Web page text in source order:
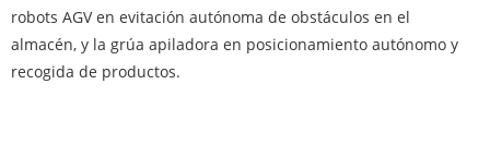
robots AGV en evitación autónoma de obstáculos en el
almacén, y la grúa apiladora en posicionamiento autónomo y
recogida de productos.